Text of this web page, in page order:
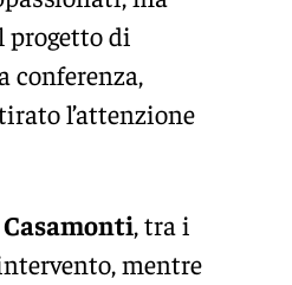
progetto di
conferenza,
l’attenzione
, tra i
mentre